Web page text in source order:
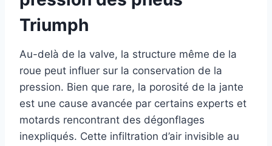
Triumph
Au-delà de la valve, la structure même de la
roue peut influer sur la conservation de la
pression. Bien que rare, la porosité de la jante
est une cause avancée par certains experts et
motards rencontrant des dégonflages
inexpliqués. Cette infiltration d’air invisible au